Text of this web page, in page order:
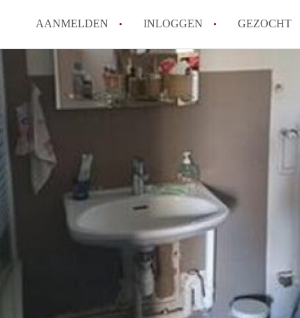
AANMELDEN INLOGGEN GEZOCHT
How to translate
Wat is KamerHaarlem?
Wat is de
Berekent
Is KamerHaarlem
Alle veelgestelde vragen